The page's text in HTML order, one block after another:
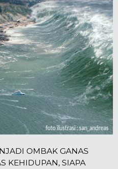
OMBAK GANAS
KEHIDUPAN, SIAPA